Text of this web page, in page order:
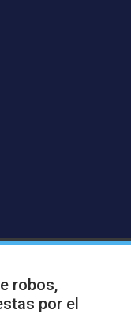
robos,
por el